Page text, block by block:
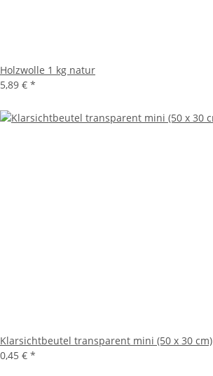
Holzwolle 1 kg natur
5,89 € *
Klarsichtbeutel transparent mini (50 x 30 cm)
0,45 € *